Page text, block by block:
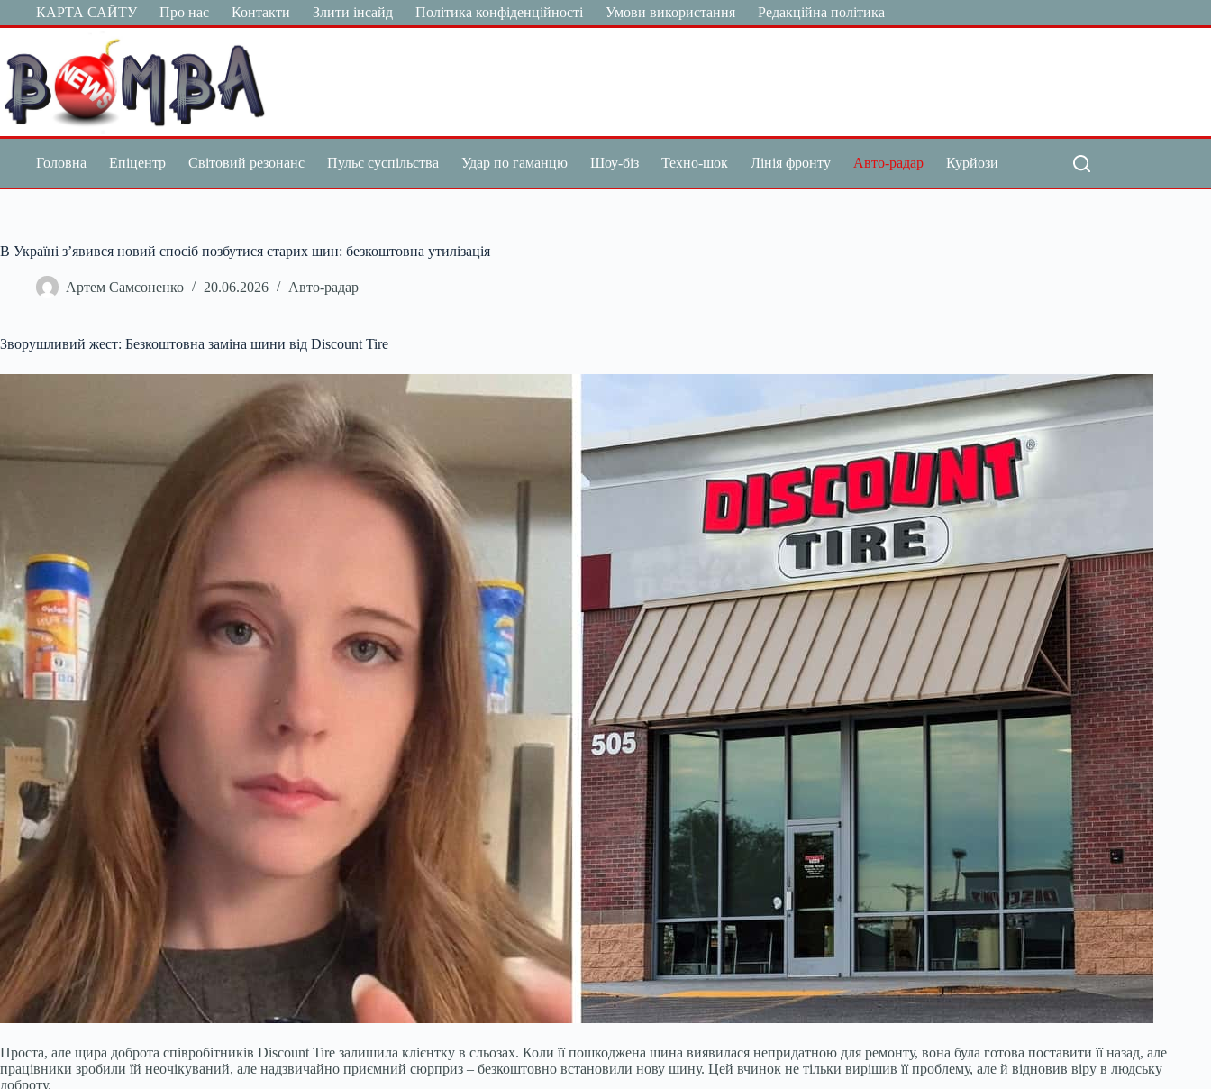
Перейти
до
КАРТА САЙТУ Про нас Контакти Злити інсайд Політика конфіденційності Умови використання Редакційна політика
Головна Епіцентр Світовий резонанс Пульс суспільства Удар по гаманцю Шоу-біз Техно-шок Лінія фронту Авто-радар Курйози
В Україні з’явився новий спосіб позбутися старих шин: безкоштовна утилізація
Артем Самсоненко 20.06.2026 Авто-радар
Зворушливий жест: Безкоштовна заміна шини від Discount Tire
Проста, але щира доброта співробітників Discount Tire залишила клієнтку в сльозах. Коли її пошкоджена шина виявилася непридатною для ремонту, вона була готова поставити її назад, але
працівники зробили їй неочікуваний, але надзвичайно приємний сюрприз – безкоштовно встановили нову шину. Цей вчинок не тільки вирішив її проблему, але й відновив віру в людську
доброту.